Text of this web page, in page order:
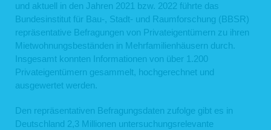
und aktuell in den Jahren 2021 bzw. 2022 führte das
Bundesinstitut für Bau-, Stadt- und Raumforschung (BBSR)
repräsentative Befragungen von Privateigentümern zu ihren
Mietwohnungsbeständen in Mehrfamilienhäusern durch.
Insgesamt konnten Informationen von über 1.200
Privateigentümern gesammelt, hochgerechnet und
ausgewertet werden.
Den repräsentativen Befragungsdaten zufolge gibt es in
Deutschland 2,3 Millionen untersuchungsrelevante